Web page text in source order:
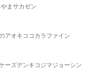
ま サカゼン
アオキココカラファイン
ーズデンキコジマジョーシン